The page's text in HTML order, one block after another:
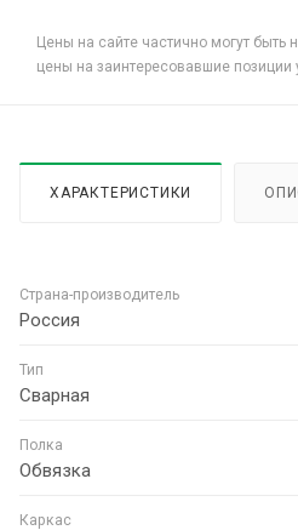
Цены на сайте частично могут быть
цены на заинтересовавшие
ХАРАКТЕРИСТИКИ
Страна-производитель
Россия
Тип
Сварная
Полка
Обвязка
Каркас